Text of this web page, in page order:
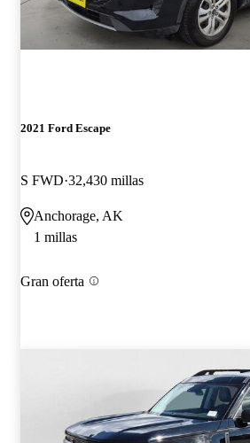
2021 Ford Escape
S FWD 32,430 millas
Anchorage, AK
1 millas
Gran oferta